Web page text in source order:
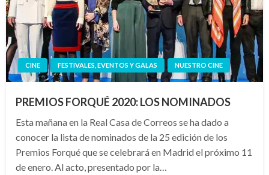
CINE FESTIVALES, EVENTOS Y GALAS NUESTRO CINE
PREMIOS FORQUÉ 2020: LOS NOMINADOS
Esta mañana en la Real Casa de Correos se ha dado a
conocer la lista de nominados de la 25 edición de los
Premios Forqué que se celebrará en Madrid el próximo 11
de enero. Al acto, presentado por la…